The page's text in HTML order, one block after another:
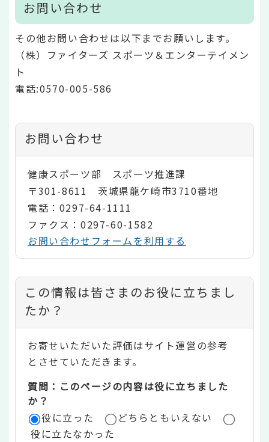
お問い合わせ
その他お問い合わせは以下までお願いします。
（株）ファイターズ スポーツ＆エンターテイメン
ト
電話:0570-005-586
お問い合わせ
健康スポーツ部 スポーツ推進課
〒301-8611 茨城県龍ケ崎市3710番地
電話：0297-64-1111
ファクス：0297-60-1582
お問い合わせフォームを利用する
コ
ン
テ
ン
ツ
評
価
この情報は皆さまのお役に立ちまし
たか？
お寄せいただいた評価はサイト運営の参考
とさせていただきます。
質問：このページの内容は役に立ちました
か？
役に立った
どちらともいえない
役に立たなかった